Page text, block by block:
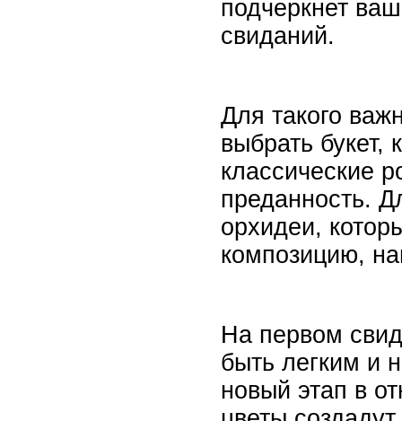
подчеркнет
свиданий.
Для такого
выбрать
классические
преданность.
орхидеи,
композицию,
На первом
быть легким и
новый этап в